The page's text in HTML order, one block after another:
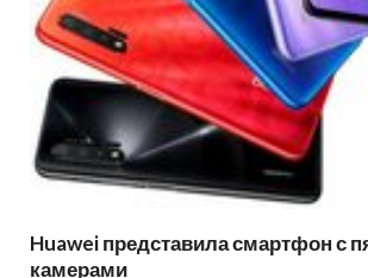
Huawei представила смартфон с
камерами